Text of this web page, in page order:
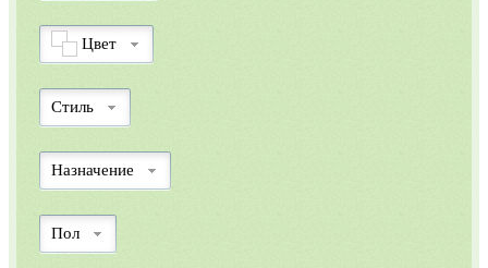
Цвет
Стиль
Назначение
Пол